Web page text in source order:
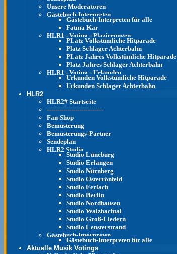
Unsere Moderatoren
Gästebuch-Interpreten
Gästebuch-Interpreten für alle
Fatma Kar
HLR1 - Voting - Plazierungen
PLatz Volkstümliche Hitparade
Platz Schlager Achterbahn
PLatz Jahres Volkstümliche Hitparade
Platz Jahres Schlager Achterbahn
HLR1 - Voting - Urkunden
Urkunden Volkstümliche Hitparade
Urkunden Schlager Achterbahn
HLR2
HLR2# Startseite
----------------------------
Fan-Shop
Bemusterung
Bemusterungs-Partner
Sendeplan
HLR2 Studio
Studio Lüneburg
Studio Erlangen
Studio Nürnberg
Studio Osterrönfeld
Studio Ferlach
Studio Berlin
Studio Nordhausen
Studio Walzbachtal
Studio Groß-Liedern
Studio Lensterstrand
Gästebuch-Interpreten
Gästebuch-Interpreten für alle
Aktuelle Musik Votings